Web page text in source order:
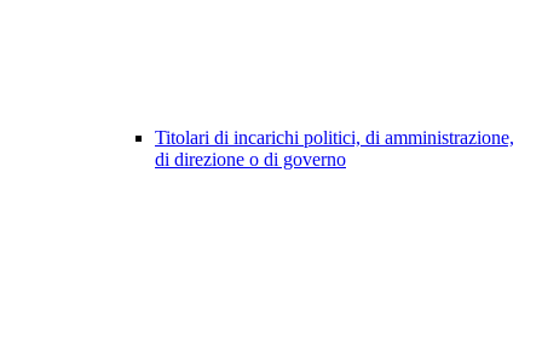
Titolari di incarichi politici, di amministrazione,
di direzione o di governo